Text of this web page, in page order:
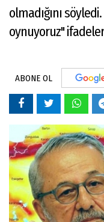
olmadığını
oynuyoruz''
ABONE OL